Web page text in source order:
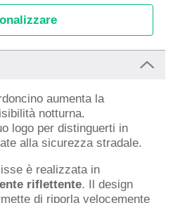
aumenta la
notturna.
logo per distinguerti in
alla sicurezza stradale.
è realizzata in
riflettente. Il design
di riporla velocemente